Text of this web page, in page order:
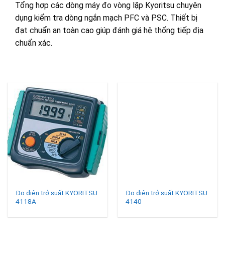
Tổng hợp các dòng máy đo vòng lặp Kyoritsu chuyên
dụng kiểm tra dòng ngắn mạch PFC và PSC. Thiết bị
đạt chuẩn an toàn cao giúp đánh giá hệ thống tiếp địa
chuẩn xác.
Đo điện trở suất KYORITSU
4118A
Đo điện trở suất KYORITSU
4140